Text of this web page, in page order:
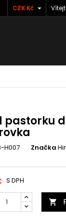
CZK Kč 
pastorku
H007 Značka
S DPH
